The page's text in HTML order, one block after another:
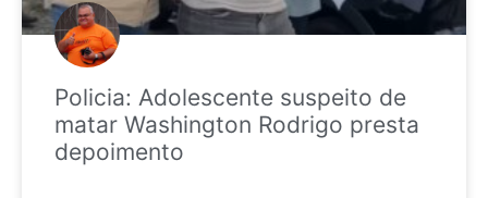
Policia: Adolescente suspeito de
matar Washington Rodrigo presta
depoimento